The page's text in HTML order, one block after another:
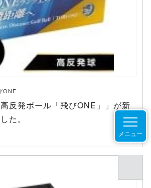
メニュー
ONE
反発ボール「飛びONE」」が新
た。